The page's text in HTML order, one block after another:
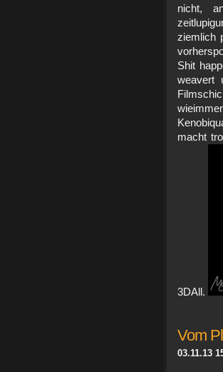
nicht,
ziemlich
Shit
weavert
macht
3DAll.
Vom
03.11.13